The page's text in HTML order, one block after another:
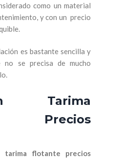
como un material
y con un precio
es bastante sencilla y
no se precisa de mucho
Tarima
Precios
tarima flotante precios